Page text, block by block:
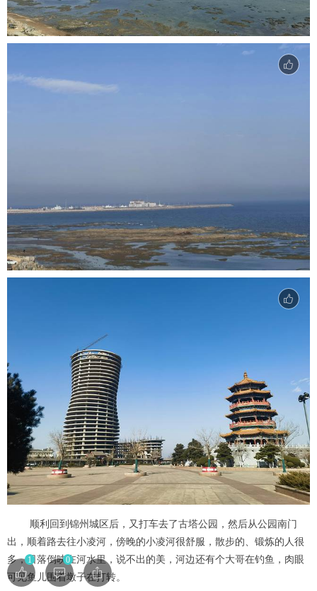
顺利回到锦州城区后，又打车去了古塔公园，然后从公园南门
出，顺着路去往小凌河，傍晚的小凌河很舒服，散步的、锻炼的人很
多，日落倒映在河水里，说不出的美，河边还有个大哥在钓鱼，肉眼
可见鱼儿围着墩子在打转。
1 0